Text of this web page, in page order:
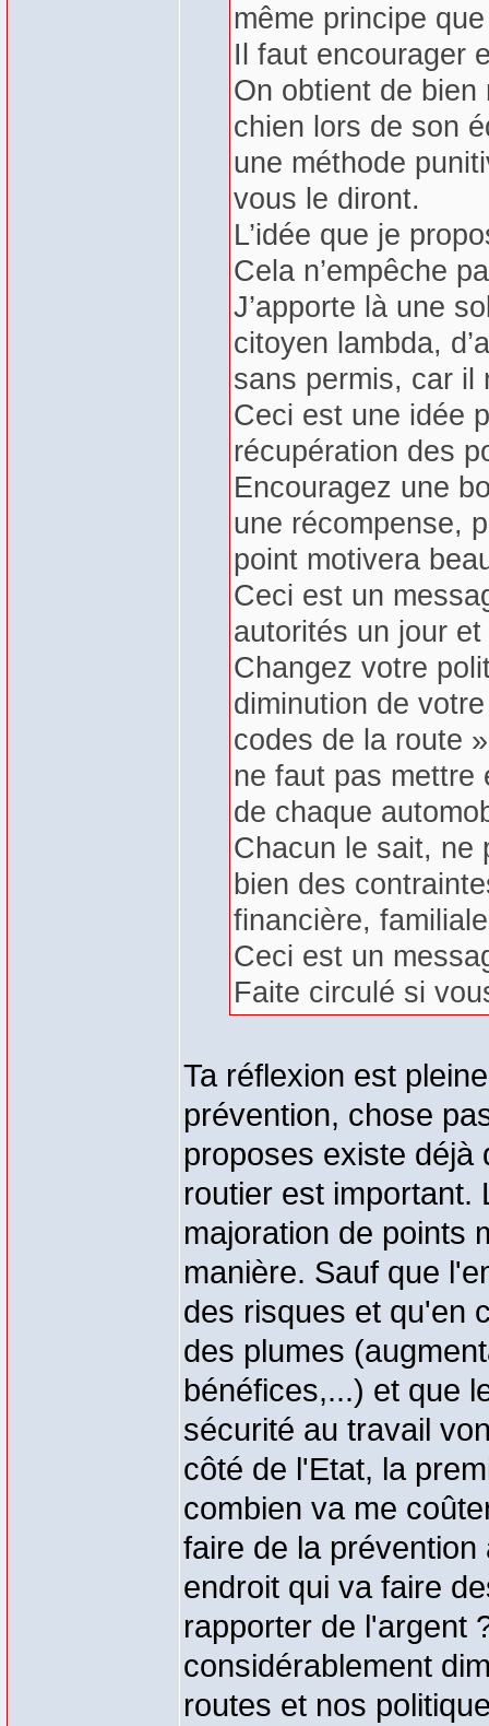
même principe
Il faut encourager
On obtient de bien
chien lors de son
une méthode
vous le diront.
L’idée que je
Cela n’empêche
J’apporte là une
citoyen lambda,
sans permis, car il
Ceci est une idée
récupération des
Encouragez une
une récompense,
point motivera
Ceci est un
autorités un jour
Changez votre
diminution de
codes de la route
ne faut pas mettre
de chaque
Chacun le sait, ne
bien des
financière,
Ceci est un
Faite circulé si
Ta réflexion est
prévention, chose
proposes existe déjà
routier est important.
majoration de points
manière. Sauf que
des risques et qu'en
des plumes
bénéfices,...) et que
sécurité au travail
côté de l'Etat, la
combien va me
faire de la
endroit qui va faire
rapporter de l'argent
considérablement
routes et nos